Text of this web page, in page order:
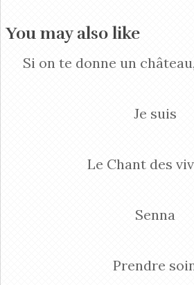
You may also like
Si on te donne un
Je suis
Le Chant des
Senna
Prendre